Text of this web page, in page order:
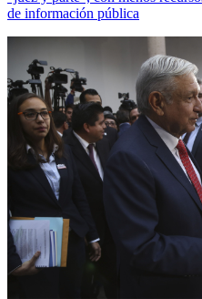
de información pública